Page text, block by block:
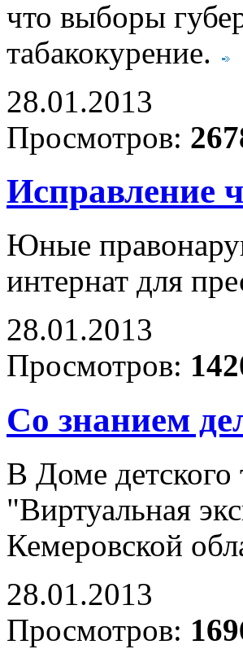
что выборы
табакокурение.
28.01.2013
Просмотров:
Исправление
Юные
интернат для
28.01.2013
Просмотров:
Со знанием
В Доме
"Виртуальная
Кемеровской
28.01.2013
Просмотров: